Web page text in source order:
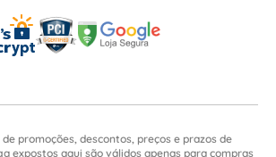
promoções, descontos, preços e prazos de
expostos aqui são válidos apenas para compras